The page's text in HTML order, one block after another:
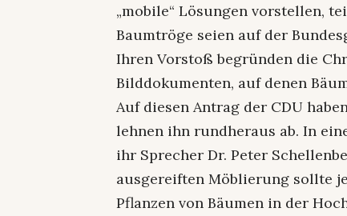
„mobile“ Lösungen vorstellen,
Baumtröge seien auf der
Ihren Vorstoß begründen die
Bilddokumenten, auf denen
Auf diesen Antrag der CDU
lehnen ihn rundheraus ab. In
ihr Sprecher Dr. Peter
ausgereiften Möblierung sollte
Pflanzen von Bäumen in der